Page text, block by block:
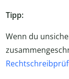
Tipp:
Wenn du